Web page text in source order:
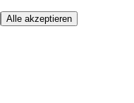
Alle akzeptieren